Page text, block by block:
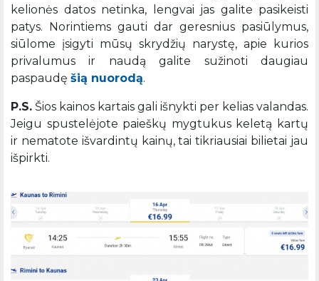
kelionės datos netinka, lengvai jas galite pasikeisti
patys. Norintiems gauti dar geresnius pasiūlymus,
siūlome įsigyti mūsų skrydžių narystę, apie kurios
privalumus ir naudą galite sužinoti daugiau
paspaudę šią nuorodą.
P.S. Šios kainos kartais gali išnykti per kelias valandas.
Jeigu spustelėjote paieškų mygtukus keletą kartų
ir nematote išvardintų kainų, tai tikriausiai bilietai jau
išpirkti.